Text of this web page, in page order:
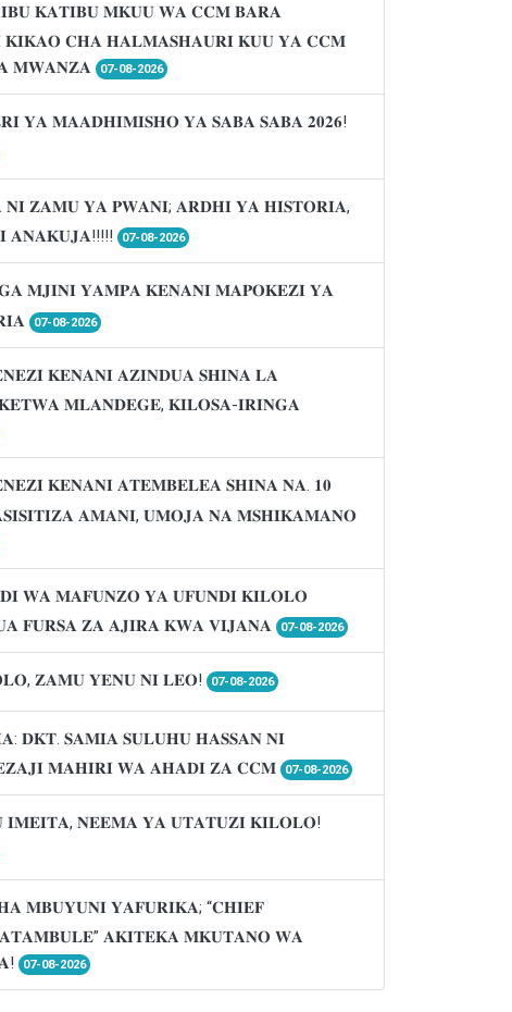
𝐊𝐀𝐓𝐈𝐁𝐔 𝐌𝐊𝐔𝐔 𝐖𝐀 𝐂𝐂𝐌 𝐁𝐀𝐑𝐀
𝐊𝐈𝐊𝐀𝐎 𝐂𝐇𝐀 𝐇𝐀𝐋𝐌𝐀𝐒𝐇𝐀𝐔𝐑𝐈 𝐊𝐔𝐔 𝐘𝐀 𝐂𝐂𝐌
𝐌𝐖𝐀𝐍𝐙𝐀
07-08-2026
𝐘𝐀 𝐌𝐀𝐀𝐃𝐇𝐈𝐌𝐈𝐒𝐇𝐎 𝐘𝐀 𝐒𝐀𝐁𝐀 𝐒𝐀𝐁𝐀 𝟐𝟎𝟐𝟔!
𝐍𝐈 𝐙𝐀𝐌𝐔 𝐘𝐀 𝐏𝐖𝐀𝐍𝐈; 𝐀𝐑𝐃𝐇𝐈 𝐘𝐀 𝐇𝐈𝐒𝐓𝐎𝐑𝐈𝐀,
𝐀𝐍𝐀𝐊𝐔𝐉𝐀!!!!!
07-08-2026
𝐌𝐉𝐈𝐍𝐈 𝐘𝐀𝐌𝐏𝐀 𝐊𝐄𝐍𝐀𝐍𝐈 𝐌𝐀𝐏𝐎𝐊𝐄𝐙𝐈 𝐘𝐀
07-08-2026
𝐊𝐄𝐍𝐀𝐍𝐈 𝐀𝐙𝐈𝐍𝐃𝐔𝐀 𝐒𝐇𝐈𝐍𝐀 𝐋𝐀
𝐌𝐋𝐀𝐍𝐃𝐄𝐆𝐄, 𝐊𝐈𝐋𝐎𝐒𝐀-𝐈𝐑𝐈𝐍𝐆𝐀
𝐊𝐄𝐍𝐀𝐍𝐈 𝐀𝐓𝐄𝐌𝐁𝐄𝐋𝐄𝐀 𝐒𝐇𝐈𝐍𝐀 𝐍𝐀. 𝟏𝟎
𝐀𝐌𝐀𝐍𝐈, 𝐔𝐌𝐎𝐉𝐀 𝐍𝐀 𝐌𝐒𝐇𝐈𝐊𝐀𝐌𝐀𝐍𝐎
𝐖𝐀 𝐌𝐀𝐅𝐔𝐍𝐙𝐎 𝐘𝐀 𝐔𝐅𝐔𝐍𝐃𝐈 𝐊𝐈𝐋𝐎𝐋𝐎
𝐅𝐔𝐑𝐒𝐀 𝐙𝐀 𝐀𝐉𝐈𝐑𝐀 𝐊𝐖𝐀 𝐕𝐈𝐉𝐀𝐍𝐀
07-08-2026
𝐙𝐀𝐌𝐔 𝐘𝐄𝐍𝐔 𝐍𝐈 𝐋𝐄𝐎! 07-08-2026
𝐃𝐊𝐓. 𝐒𝐀𝐌𝐈𝐀 𝐒𝐔𝐋𝐔𝐇𝐔 𝐇𝐀𝐒𝐒𝐀𝐍 𝐍𝐈
𝐌𝐀𝐇𝐈𝐑𝐈 𝐖𝐀 𝐀𝐇𝐀𝐃𝐈 𝐙𝐀 𝐂𝐂𝐌
07-08-2026
𝐈𝐌𝐄𝐈𝐓𝐀, 𝐍𝐄𝐄𝐌𝐀 𝐘𝐀 𝐔𝐓𝐀𝐓𝐔𝐙𝐈 𝐊𝐈𝐋𝐎𝐋𝐎!
𝐌𝐁𝐔𝐘𝐔𝐍𝐈 𝐘𝐀𝐅𝐔𝐑𝐈𝐊𝐀; “𝐂𝐇𝐈𝐄𝐅
𝐀𝐊𝐈𝐓𝐄𝐊𝐀 𝐌𝐊𝐔𝐓𝐀𝐍𝐎 𝐖𝐀
07-08-2026